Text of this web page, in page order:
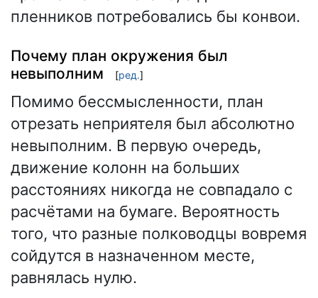
пленников потребовались бы конвои.
Почему план окружения был
невыполним
[ред.]
Помимо бессмысленности, план
отрезать неприятеля был абсолютно
невыполним. В первую очередь,
движение колонн на больших
расстояниях никогда не совпадало с
расчётами на бумаге. Вероятность
того, что разные полководцы вовремя
сойдутся в назначенном месте,
равнялась нулю.